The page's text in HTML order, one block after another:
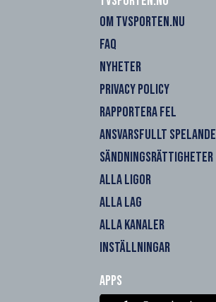
OM TVSPORTEN.NU
FAQ
NYHETER
PRIVACY POLICY
RAPPORTERA FEL
ANSVARSFULLT SPELANDE
SÄNDNINGSRÄTTIGHETER
ALLA LIGOR
ALLA LAG
ALLA KANALER
INSTÄLLNINGAR
Apps